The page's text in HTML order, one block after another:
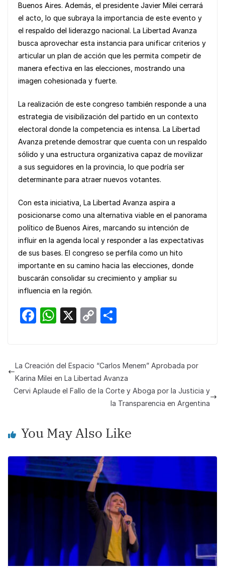
Buenos Aires. Además, el presidente Javier Milei cerrará
el acto, lo que subraya la importancia de este evento y
el respaldo del liderazgo nacional. La Libertad Avanza
busca aprovechar esta instancia para unificar criterios y
articular un plan de acción que les permita competir de
manera efectiva en las elecciones, mostrando una
imagen cohesionada y fuerte.
La realización de este congreso también responde a una
estrategia de visibilización del partido en un contexto
electoral donde la competencia es intensa. La Libertad
Avanza pretende demostrar que cuenta con un respaldo
sólido y una estructura organizativa capaz de movilizar
a sus seguidores en la provincia, lo que podría ser
determinante para atraer nuevos votantes.
Con esta iniciativa, La Libertad Avanza aspira a
posicionarse como una alternativa viable en el panorama
político de Buenos Aires, marcando su intención de
influir en la agenda local y responder a las expectativas
de sus bases. El congreso se perfila como un hito
importante en su camino hacia las elecciones, donde
buscarán consolidar su crecimiento y ampliar su
influencia en la región.
F
e
b
o
k
W
s
A
p
X
C
y
Li
n
e
La Creación del Espacio “Carlos Menem” Aprobada por
Karina Milei en La Libertad Avanza
Cervi Aplaude el Fallo de la Corte y Aboga por la Justicia y
la Transparencia en Argentina
You May Also Like